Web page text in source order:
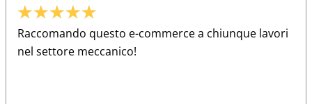
★★★★★
Raccomando questo e-commerce a chiunque lavori
nel settore meccanico!